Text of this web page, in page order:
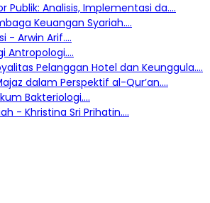
Publik: Analisis, Implementasi da....
Keuangan Syariah....
- Arwin Arif....
Antropologi....
Pelanggan Hotel dan Keunggula....
dalam Perspektif al-Qur’an....
Bakteriologi....
- Khristina Sri Prihatin....